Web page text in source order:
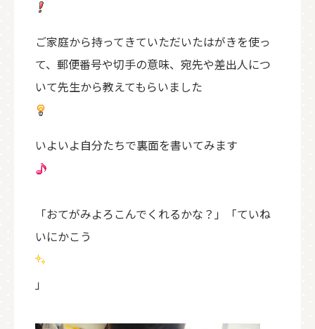
ご家庭から持ってきていただいたはがきを使っ
て、郵便番号や切手の意味、宛先や差出人につ
いて先生から教えてもらいました
いよいよ自分たちで裏面を書いてみます
「おてがみよろこんでくれるかな？」「ていね
いにかこう
」